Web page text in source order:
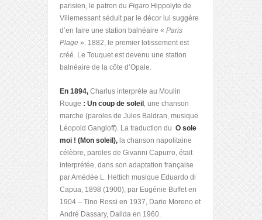
parisien, le patron du Figaro Hippolyte de
Villemessant séduit par le décor lui suggère
d’en faire une station balnéaire « Paris
Plage ». 1882, le premier lotissement est
créé. Le Touquet est devenu une station
balnéaire de la côte d’Opale.
En 1894, Charlus interprète au Moulin
Rouge : Un coup de soleil , une chanson
marche (paroles de Jules Baldran, musique
Léopold Gangloff). La traduction du O sole
moi ! (Mon soleil), la chanson napolitaine
célèbre, paroles de Givanni Capurro, était
interprétée, dans son adaptation française
par Amédée L. Hettich musique Eduardo di
Capua, 1898 (1900), par Eugénie Buffet en
1904 – Tino Rossi en 1937, Dario Moreno et
André Dassary, Dalida en 1960.